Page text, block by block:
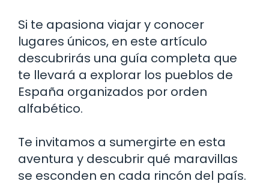
Si te apasiona viajar y conocer
lugares únicos, en este artículo
descubrirás una guía completa que
te llevará a explorar los pueblos de
España organizados por orden
alfabético.
Te invitamos a sumergirte en esta
aventura y descubrir qué maravillas
se esconden en cada rincón del país.